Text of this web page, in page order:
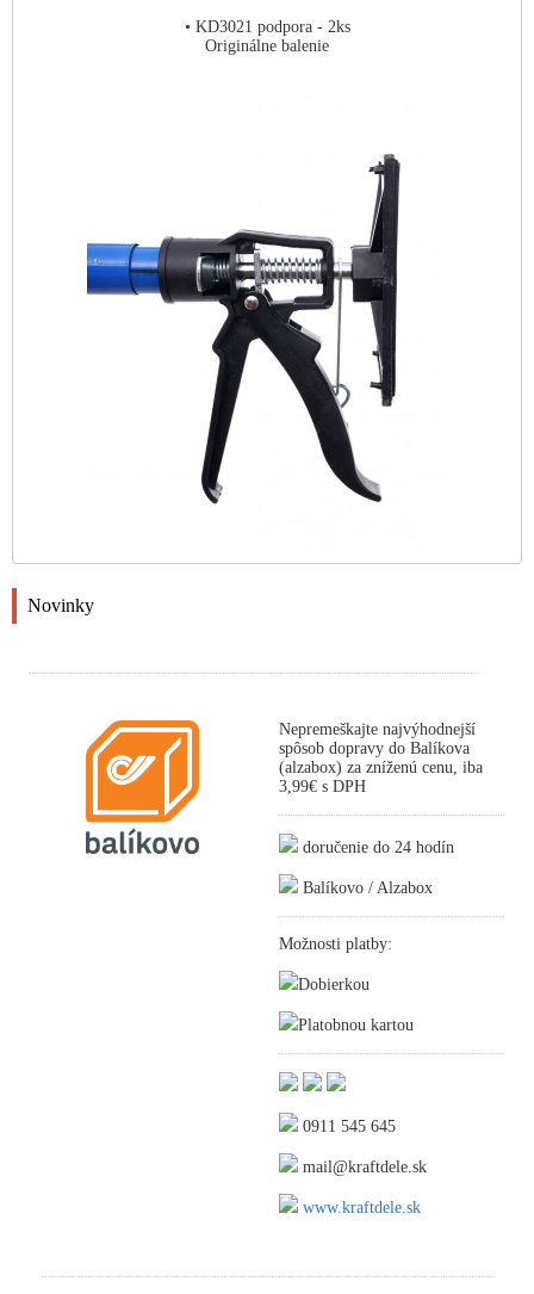
• KD3021 podpora - 2ks
Originálne balenie
Novinky
Nepremeškajte najvýhodnejší
spôsob dopravy do Balíkova
(alzabox) za zníženú cenu, iba
3,99€ s DPH
doručenie do 24 hodín
Balíkovo / Alzabox
Možnosti platby:
Dobierkou
Platobnou kartou
0911 545 645
mail@kraftdele.sk
www.kraftdele.sk